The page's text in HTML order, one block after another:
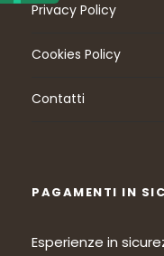
Privacy Policy
Cookies Policy
Contatti
PAGAMENTI IN
Esperienze in